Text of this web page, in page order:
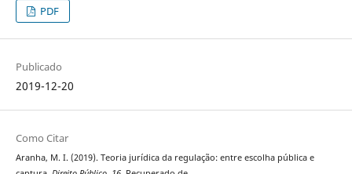
PDF
Publicado
2019-12-20
Como Citar
Aranha, M. I. (2019). Teoria jurídica da regulação: entre escolha pública e